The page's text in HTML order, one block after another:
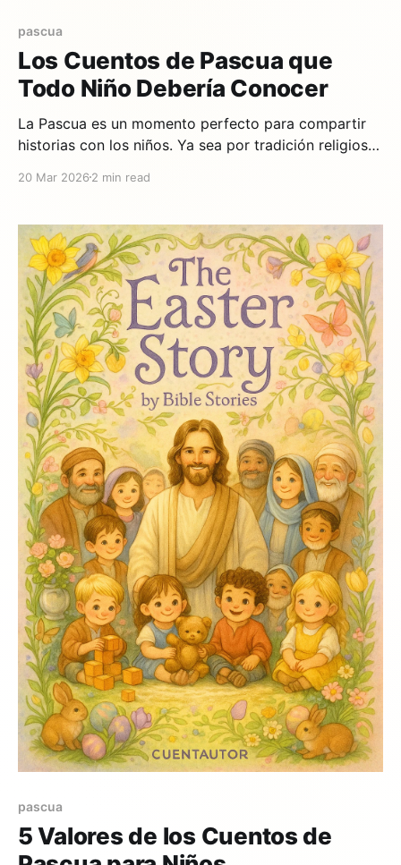
pascua
Los Cuentos de Pascua que
Todo Niño Debería Conocer
La Pascua es un momento perfecto para compartir
historias con los niños. Ya sea por tradición religiosa
estos 7 cuentos capturan el espíritu de la Pascua de
La Historia de Pascua — El cuento
20 Mar 2026 2 min read
pascua
5 Valores de los Cuentos de